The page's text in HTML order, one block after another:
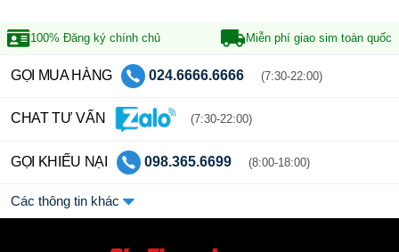
100% Đăng ký chính chủ Miễn phí giao sim toàn quốc
GỌI MUA HÀNG 024.6666.6666 (7:30-22:00)
CHAT TƯ VẤN (7:30-22:00)
GỌI KHIẾU NẠI 098.365.6699 (8:00-18:00)
Các thông tin khác